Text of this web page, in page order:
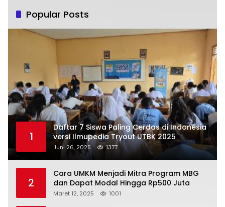
Popular Posts
1
Daftar 7 Siswa Paling Cerdas di Indonesia
versi Ilmupedia Tryout UTBK 2025
Juni 26, 2025 1377
2
Cara UMKM Menjadi Mitra Program MBG
dan Dapat Modal Hingga Rp500 Juta
Maret 12, 2025 1001